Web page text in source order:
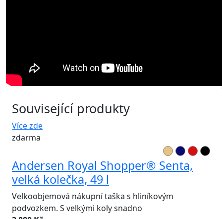
Související produkty
Více zde
zdarma
Andersen Royal Shopper® Senta,
velká kolečka, 49 l
Velkoobjemová nákupní taška s hliníkovým
podvozkem. S velkými koly snadno